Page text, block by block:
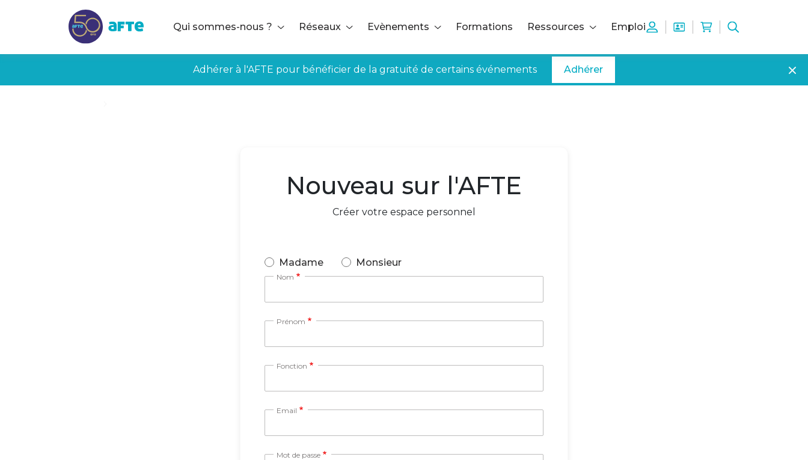
Qui sommes-nous ?
Réseaux Evènements Formations Ressources Emploi
Adhérer à l'AFTE pour bénéficier de la gratuité de certains événements Adhérer
Nouveau sur l'AFTE
Créer votre espace personnel
Madame Monsieur
Nom
Prénom
Fonction
Email
Mot de passe